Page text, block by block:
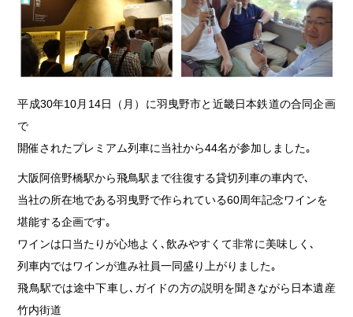
平成30年10月14日（月）に羽曳野市と近畿日本鉄道の合同企画
で
開催されたプレミアム列車に当社から44名が参加しました｡
大阪阿倍野橋駅から飛鳥駅まで往復する貸切列車の車内で､
当社の所在地である羽曳野で作られている60周年記念ワインを
堪能する企画です｡
ワインは口当たりが心地よく､飲みやすくて非常に美味しく､
列車内ではワインが進み社員一同盛り上がりました｡
飛鳥駅では途中下車し､ガイドの方の説明を聞きながら日本遺産
竹内街道